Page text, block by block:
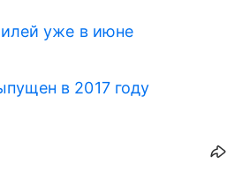
уже в июне
в 2017 году